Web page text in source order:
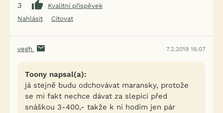
3
Kvalitní příspěvek
Nahlásit
Citovat
vegh 7.2.2019 16:07
Toony napsal(a):
já stejně budu odchovávat maransky, protože
se mi fakt nechce dávat za slepici před
snáškou 3-400,- takže k ni hodím jen pár